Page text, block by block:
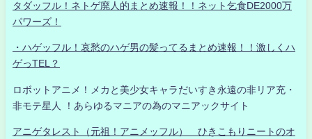
タダッフル！ネトゲ廃人的まとめ速報！！ネット乞食DE2000万
パワーズ！
・ハゲッフル！哀愁のハゲ男の髪ってるまとめ速報！！激しくハ
ゲっTEL？
ロボットアニメ！メカと美少女キャラだいすき永遠の非リア充・
非モテ星人 ！あらゆるマニアの為のマニアックサイト
アニゲタレスト（元祖！アニメッフル） ひきこもりニートのオ